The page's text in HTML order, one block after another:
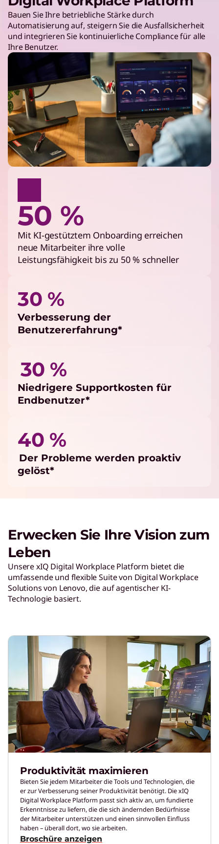
Bauen Sie Ihre betriebliche Stärke durch
Automatisierung auf, steigern Sie die Ausfallsicherheit
und integrieren Sie kontinuierliche Compliance für alle
Ihre Benutzer.
50 %
Mit KI-gestütztem Onboarding erreichen
neue Mitarbeiter ihre volle
Leistungsfähigkeit bis zu 50 % schneller
30 %
Verbesserung der
Benutzererfahrung*
30 %
Niedrigere Supportkosten für
Endbenutzer*
40 %
Der Probleme werden proaktiv
gelöst*
Erwecken Sie Ihre Vision zum
Leben
Unsere xIQ Digital Workplace Platform bietet die
umfassende und flexible Suite von Digital Workplace
Solutions von Lenovo, die auf agentischer KI-
Technologie basiert.
Produktivität maximieren
Bieten Sie jedem Mitarbeiter die Tools und Technologien, die
er zur Verbesserung seiner Produktivität benötigt. Die xIQ
Digital Workplace Platform passt sich aktiv an, um fundierte
Erkenntnisse zu liefern, die die sich ändernden Bedürfnisse
der Mitarbeiter unterstützen und einen sinnvollen Einfluss
haben – überall dort, wo sie arbeiten.
Broschüre anzeigen